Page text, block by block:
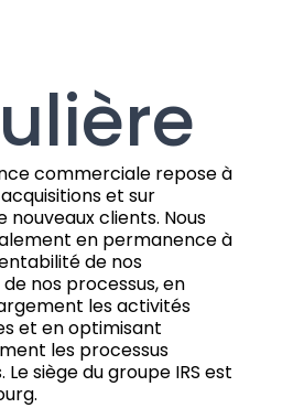
commerciale repose à
et sur
nouveaux clients. Nous
en permanence à
de nos
nos processus, en
les activités
et en optimisant
les processus
siège du groupe IRS est